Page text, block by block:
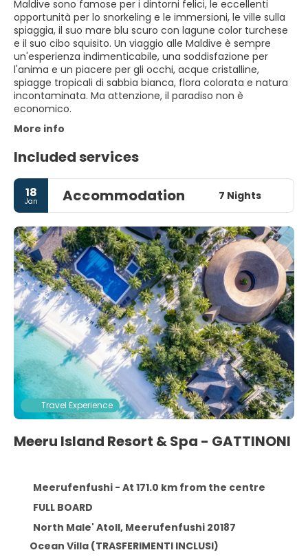
Maldive sono famose per i dintorni felici, le eccellenti
opportunità per lo snorkeling e le immersioni, le ville sulla
spiaggia, il suo mare blu scuro con lagune color turchese
e il suo cibo squisito. Un viaggio alle Maldive è sempre
un'esperienza indimenticabile, una soddisfazione per
l'anima e un piacere per gli occhi, acque cristalline,
spiagge tropicali di sabbia bianca, flora colorata e natura
incontaminata. Ma attenzione, il paradiso non è
economico.
More info
Included services
18
Jan Accommodation 7 Nights
Travel Experience
Meeru Island Resort & Spa - GATTINONI
Meerufenfushi - At 171.0 km from the centre
FULL BOARD
North Male' Atoll, Meerufenfushi 20187
Ocean Villa (TRASFERIMENTI INCLUSI)